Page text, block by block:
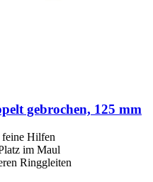
gebrochen, 125 mm
Hilfen
im Maul
Ringgleiten